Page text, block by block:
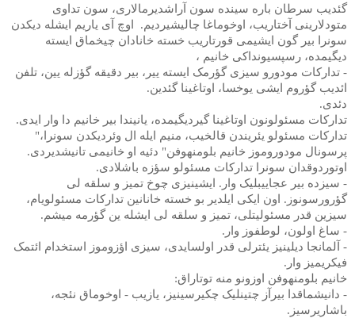
گئدیب سرطان باره سینده سون آراشدیرمالاری، سون تداوی
متودلارینی آختاریب، اوخوماغا چالیشیردیم.
اوچ آی یاریم ایشله دیکدن
سونرا بیر گون ایشیمی قورتاریب خسته خانادان چیخماق ایسته
دیگیمده، رسپسیونداکی خانیم ،
- تدارکات مودورو سیزی گؤرمک ایسته ییر، بیر دقیقه گؤزله یین، تلفن
ائدیب گؤروم ایشی یوخسا، اوتاغینا گئدین.
دئدی.
تدارکات مسئولونون اوتاغینا گیردیگیمده، یانیندا بیر خانیم دا وار ایدی.
تدارکات مسئولو یئریندن قالخیب، منیم ایله ال وئردیکدن سونرا،"
پرسونال مودوروموز خانیم بلومنهوفن" دئیه او خانیمی تانیشدیردی.
اوتوردوقدان سونرا تدارکات مسئولو سؤزه باشلادی.
- سیزده بیر عجاییبلیک وار. ایشینیزی چوخ تمیز و سلقه لی
گؤرورسونوز. اون ایکی ایلدیر بو خسته خانانین تدارکات مسئولویام،
سیزین قدر مسئولیتلی، تمیز و سلقه لی ایشله ین گؤرمه میشم.
- ساغ اولون، لوطفوز وار.
- آلمانجا دیلینیز یئترلی قدر اولسایدی، سیزی اؤزوموز استخدام ائتمک
فیکریمیز وار.
خانیم بلومنهوفن اوزونو منه توتاراق:
- دانیشماقدا بیرآز چتینلیک چکیرسینیز، یازیب - اوخوماق نئجه،
باشاریرسیز.